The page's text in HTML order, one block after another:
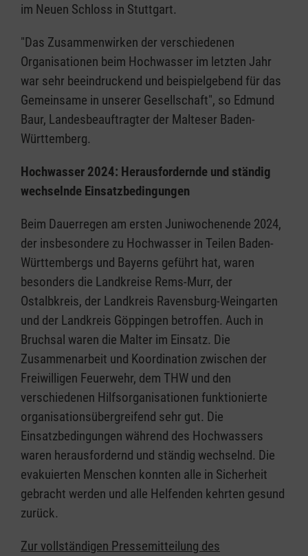
im Neuen Schloss in Stuttgart.
"Das Zusammenwirken der verschiedenen
Organisationen beim Hochwasser im letzten Jahr
war sehr beeindruckend und beispielgebend für das
Gemeinsame in unserer Gesellschaft", so Edmund
Baur, Landesbeauftragter der Malteser Baden-
Württemberg.
Hochwasser 2024: Herausfordernde und ständig
wechselnde Einsatzbedingungen
Beim Dauerregen am ersten Juniwochenende 2024,
der insbesondere zu Hochwasser in Teilen Baden-
Württembergs und Bayerns geführt hat, waren
besonders die Landkreise Rems-Murr, der
Ostalbkreis, der Landkreis Ravensburg-Weingarten
und der Landkreis Göppingen betroffen. Auch in
Bruchsal waren die Malter im Einsatz. Die
Zusammenarbeit und Koordination zwischen der
Freiwilligen Feuerwehr, dem THW und den
verschiedenen Hilfsorganisationen funktionierte
organisationsübergreifend sehr gut. Die
Einsatzbedingungen während des Hochwassers
waren herausfordernd und ständig wechselnd. Die
evakuierten Menschen konnten alle in Sicherheit
gebracht werden und alle Helfenden kehrten gesund
zurück.
Zur vollständigen Pressemitteilung des